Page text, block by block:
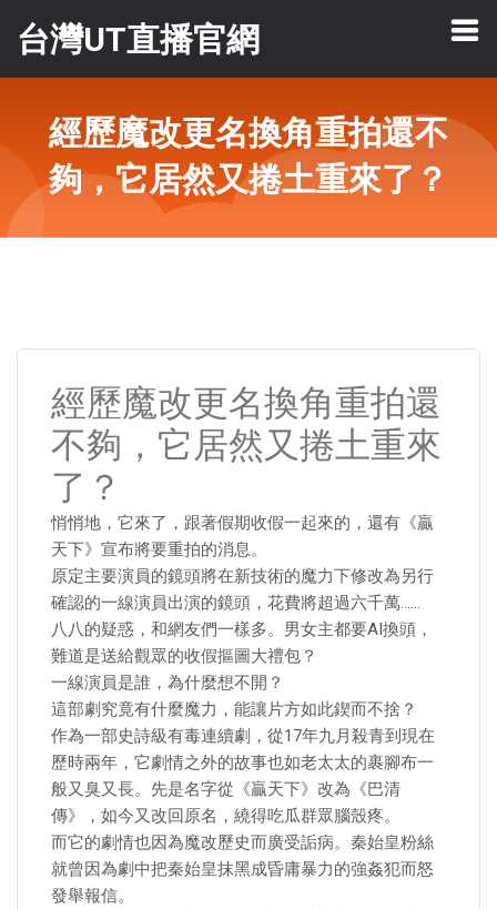
台灣UT直播官網
經歷魔改更名換角重拍還不
夠，它居然又捲土重來了？
經歷魔改更名換角重拍還
不夠，它居然又捲土重來
了？
悄悄地，它來了，跟著假期收假一起來的，還有《贏
天下》宣布將要重拍的消息。
原定主要演員的鏡頭將在新技術的魔力下修改為另行
確認的一線演員出演的鏡頭，花費將超過六千萬……
八八的疑惑，和網友們一樣多。男女主都要AI換頭，
難道是送給觀眾的收假摳圖大禮包？
一線演員是誰，為什麼想不開？
這部劇究竟有什麼魔力，能讓片方如此鍥而不捨？
作為一部史詩級有毒連續劇，從17年九月殺青到現在
歷時兩年，它劇情之外的故事也如老太太的裹腳布一
般又臭又長。先是名字從《贏天下》改為《巴清
傳》，如今又改回原名，繞得吃瓜群眾腦殼疼。
而它的劇情也因為魔改歷史而廣受詬病。秦始皇粉絲
就曾因為劇中把秦始皇抹黑成昏庸暴力的強姦犯而怒
發舉報信。